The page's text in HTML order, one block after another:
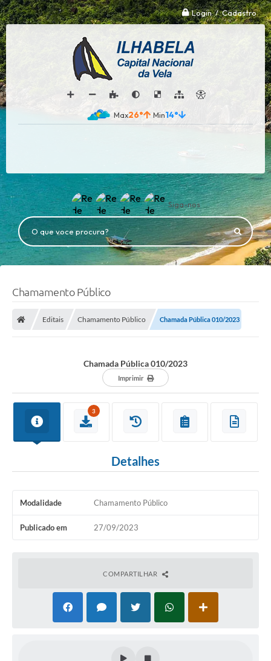
Login / Cadastro
26° 14°
Siga-nos
O que voce procura?
Chamamento Público
Editais Chamamento Público Chamada Pública 010/2023
Chamada Pública 010/2023
Imprimir
3
Detalhes
Modalidade Chamamento Público
Publicado em 27/09/2023
COMPARTILHAR